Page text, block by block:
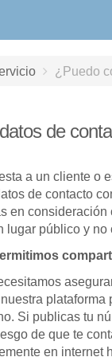
¿Puedo
de
a un cliente o
de contacto
en
lugar público y
Si publicas tu
de que te
en internet